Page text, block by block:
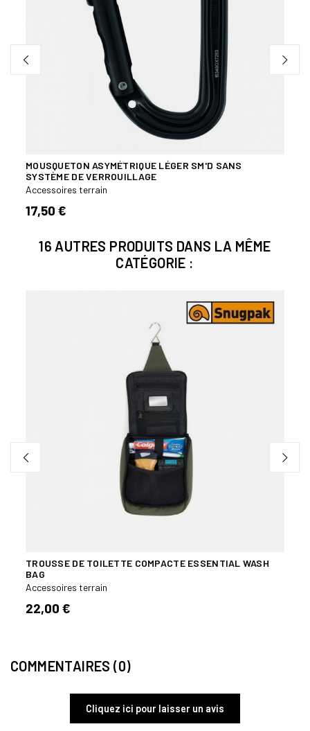
MOUSQUETON ASYMÉTRIQUE LÉGER SM'D SANS
SYSTÈME DE VERROUILLAGE
Accessoires terrain
17,50 €
16 AUTRES PRODUITS DANS LA MÊME
CATÉGORIE :
TROUSSE DE TOILETTE COMPACTE ESSENTIAL WASH
BAG
Accessoires terrain
22,00 €
COMMENTAIRES (0)
Cliquez ici pour laisser un avis